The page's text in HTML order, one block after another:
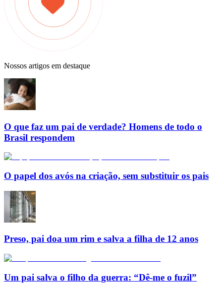
Nossos artigos em destaque
O que faz um pai de verdade? Homens de todo o
Brasil respondem
O papel dos avós na criação, sem substituir os pais
Preso, pai doa um rim e salva a filha de 12 anos
Um pai salva o filho da guerra: “Dê-me o fuzil”